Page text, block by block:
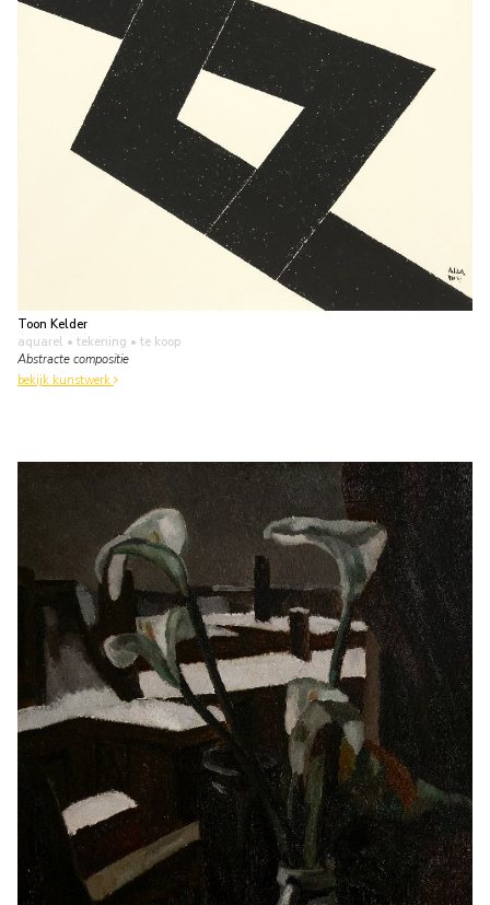
Toon Kelder
aquarel • tekening • te koop
Abstracte compositie
bekijk kunstwerk